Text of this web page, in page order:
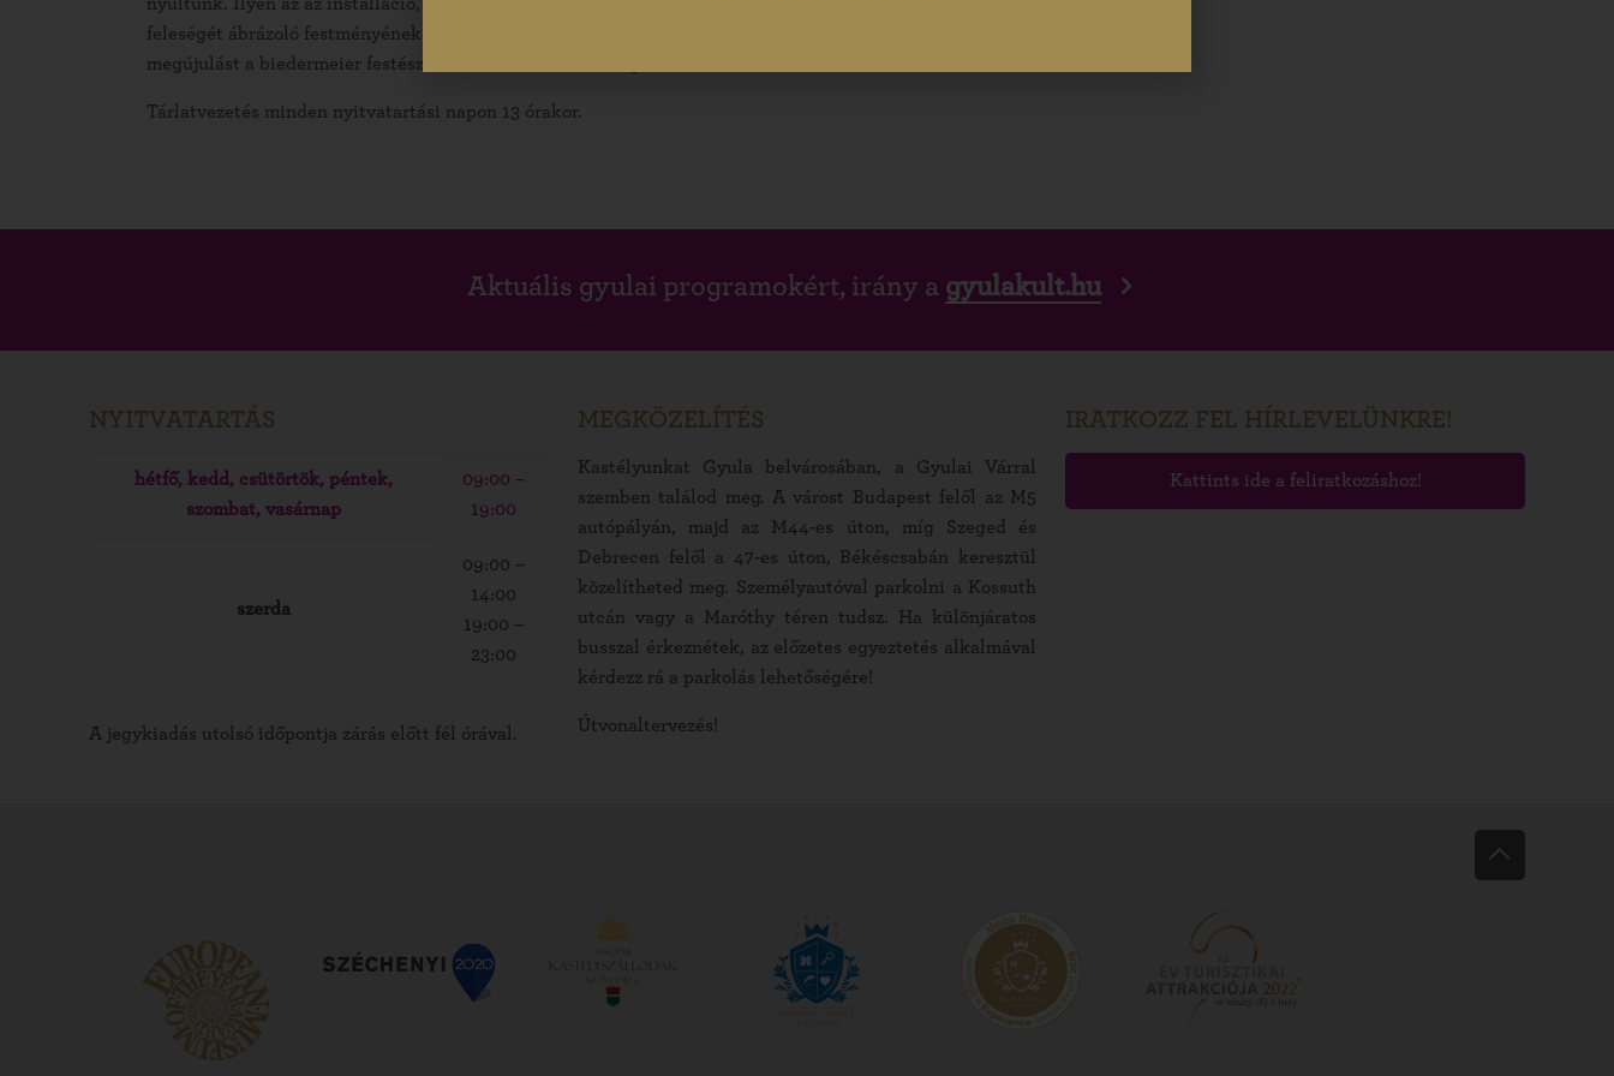
feleségét ábrázoló festményének szereplői párbeszédes formában értelmezik, miben is jelentett
megújulást a biedermeier festészet a korábbi korokhoz képest.
Tárlatvezetés minden nyitvatartási napon 13 órakor.
Aktuális gyulai programokért, irány a gyulakult.hu
NYITVATARTÁS
hétfő, kedd, csütörtök, péntek,
szombat, vasárnap
09:00 –
19:00
szerda
09:00 –
14:00
19:00 –
23:00
A jegykiadás utolsó időpontja zárás előtt fél órával.
MEGKÖZELÍTÉS
Kastélyunkat Gyula belvárosában, a Gyulai Várral
szemben találod meg. A várost Budapest felől az M5
autópályán, majd az M44-es úton, míg Szeged és
Debrecen felől a 47-es úton, Békéscsabán keresztül
közelítheted meg. Személyautóval parkolni a Kossuth
utcán vagy a Maróthy téren tudsz. Ha különjáratos
busszal érkeznétek, az előzetes egyeztetés alkalmával
kérdezz rá a parkolás lehetőségére!
Útvonaltervezés!
IRATKOZZ FEL HÍRLEVELÜNKRE!
Kattints ide a feliratkozáshoz!